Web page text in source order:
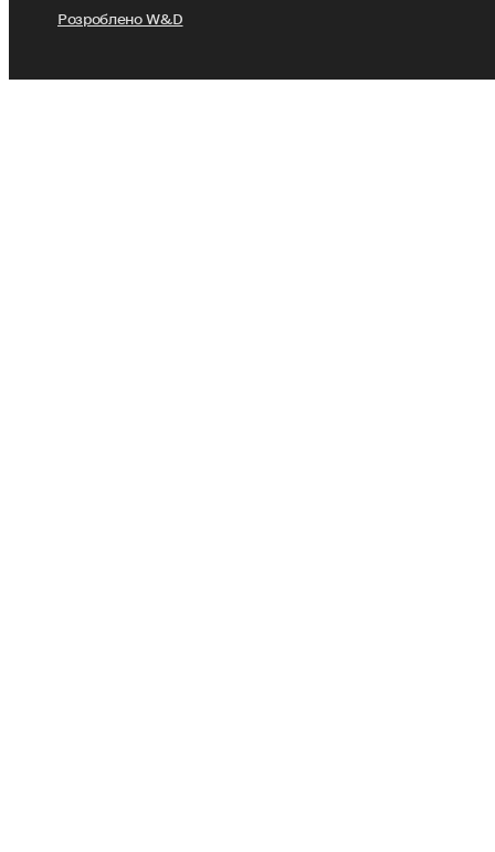
Розроблено W&D